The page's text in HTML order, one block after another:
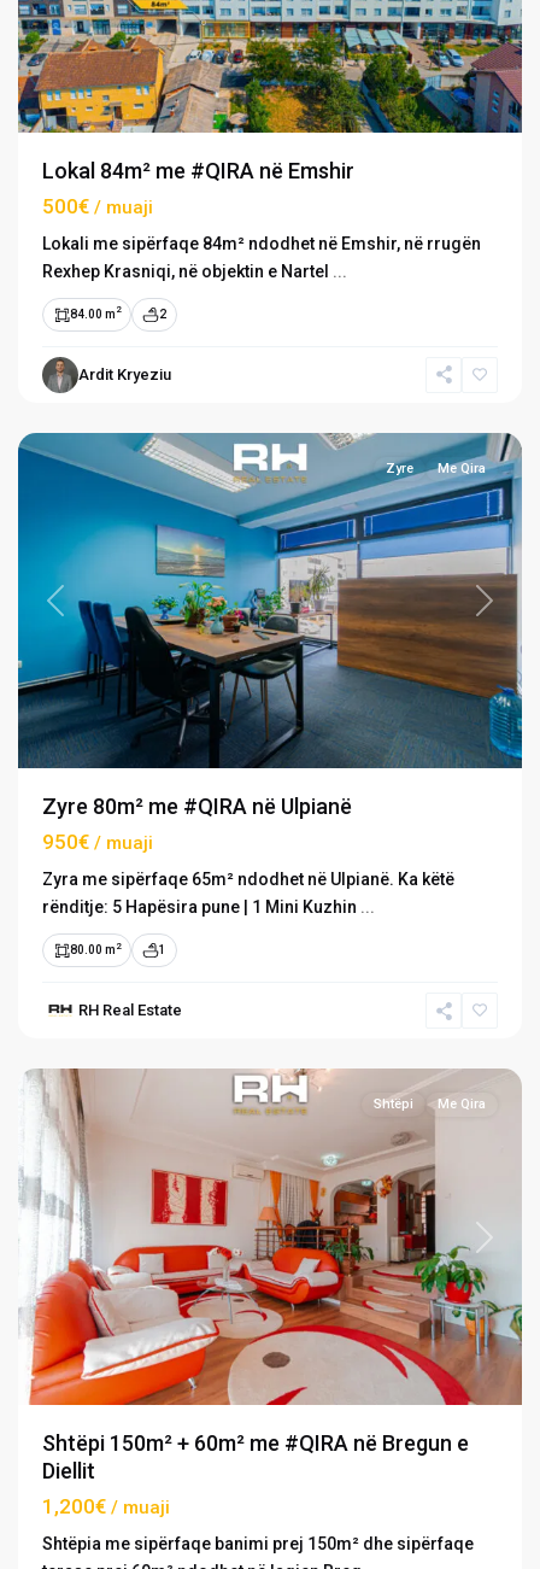
Lokal 84m² me #QIRA në Emshir
500€ / muaji
Lokali me sipërfaqe 84m² ndodhet në Emshir, në rrugën
Rexhep Krasniqi, në objektin e Nartel ...
84.00 m 2 2
Ardit Kryeziu
Ulpianë,
Previous Next
Zyre Me Qira
Zyre 80m² me #QIRA në Ulpianë
950€ / muaji
Zyra me sipërfaqe 65m² ndodhet në Ulpianë. Ka këtë
rënditje: 5 Hapësira pune | 1 Mini Kuzhin ...
80.00 m 2 1
RH Real Estate
Bregu
Diellit,
Previous Next
Shtëpi Me Qira
Shtëpi 150m² + 60m² me #QIRA në Bregun e
Diellit
1,200€ / muaji
Shtëpia me sipërfaqe banimi prej 150m² dhe sipërfaqe